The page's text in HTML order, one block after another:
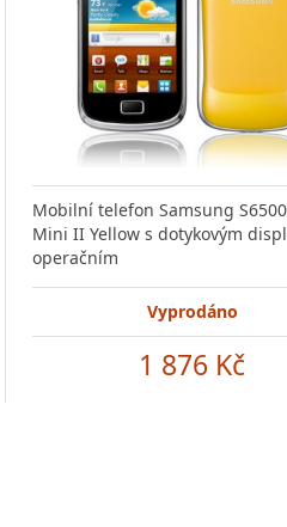
Mobilní telefon Samsung
Mini II Yellow s dotykovým
operačním
Vyprodáno
1 876 Kč